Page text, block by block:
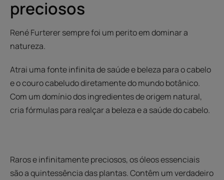
preciosos
René Furterer sempre foi um perito em dominar a
natureza.
Atrai uma fonte infinita de saúde e beleza para o cabelo
e o couro cabeludo diretamente do mundo botânico.
Com um domínio dos ingredientes de origem natural,
cria fórmulas para realçar a beleza e a saúde do cabelo.
Raros e infinitamente preciosos, os óleos essenciais
são a quintessência das plantas. Contêm um verdadeiro